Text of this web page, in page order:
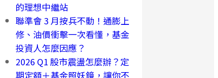
的理想中繼站
聯準會 3 月按兵不動！通膨上
修、油價衝擊一次看懂，基金
投資人怎麼因應？
2026 Q1 股市震盪怎麼辦？定
期定額＋基金照妖鏡，讓你不